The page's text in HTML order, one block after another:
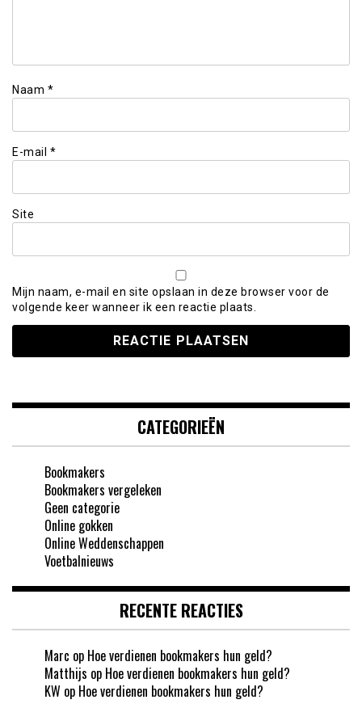
Naam *
E-mail *
Site
Mijn naam, e-mail en site opslaan in deze browser voor de
volgende keer wanneer ik een reactie plaats.
CATEGORIEËN
Bookmakers
Bookmakers vergeleken
Geen categorie
Online gokken
Online Weddenschappen
Voetbalnieuws
RECENTE REACTIES
Marc op Hoe verdienen bookmakers hun geld?
Matthijs op Hoe verdienen bookmakers hun geld?
KW op Hoe verdienen bookmakers hun geld?